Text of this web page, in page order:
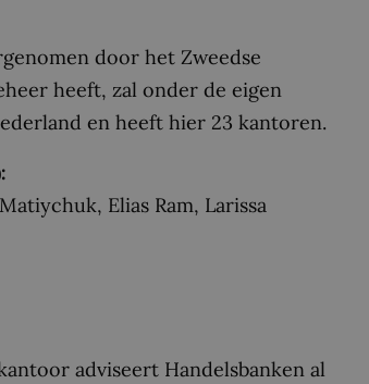
door het Zweedse
heeft, zal onder de eigen
en heeft hier 23 kantoren.
Elias Ram, Larissa
adviseert Handelsbanken al